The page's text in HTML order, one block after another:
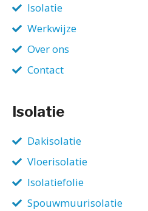
Isolatie
Werkwijze
Over ons
Contact
Isolatie
Dakisolatie
Vloerisolatie
Isolatiefolie
Spouwmuurisolatie